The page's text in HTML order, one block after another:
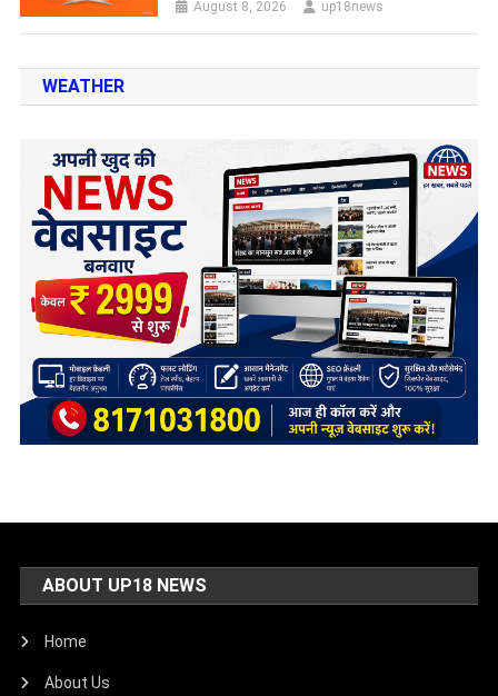
August 8, 2026 up18news
WEATHER
ABOUT UP18 NEWS
Home
About Us